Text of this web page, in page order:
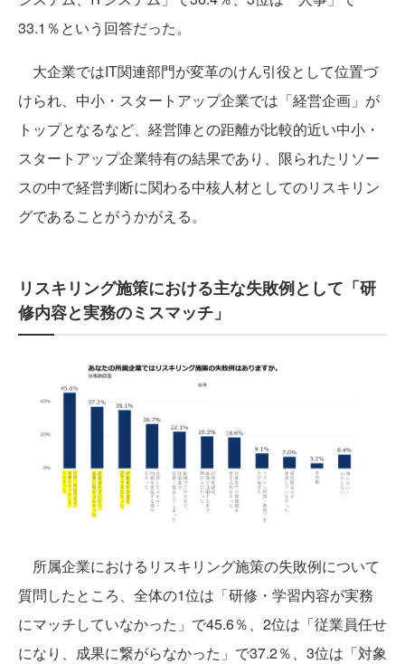
33.1％という回答だった。
大企業ではIT関連部門が変革のけん引役として位置づ
けられ、中小・スタートアップ企業では「経営企画」が
トップとなるなど、経営陣との距離が比較的近い中小・
スタートアップ企業特有の結果であり、限られたリソー
スの中で経営判断に関わる中核人材としてのリスキリン
グであることがうかがえる。
リスキリング施策における主な失敗例として「研
修内容と実務のミスマッチ」
所属企業におけるリスキリング施策の失敗例について
質問したところ、全体の1位は「研修・学習内容が実務
にマッチしていなかった」で45.6％、2位は「従業員任せ
になり、成果に繋がらなかった」で37.2％、3位は「対象